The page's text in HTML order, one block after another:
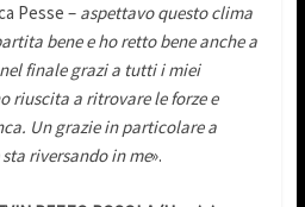
Pesse – aspettavo questo clima
bene e ho retto bene anche a
finale grazi a tutti i miei
riuscita a ritrovare le forze e
Un grazie in particolare a
riversando in me».